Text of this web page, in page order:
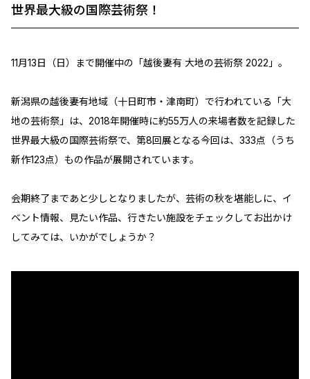
世界最大級の国際芸術祭！
11月13日（日）まで開催中の「越後妻有 大地の芸術祭 2022」。
新潟県の越後妻有地域（十日町市・津南町）で行われている「大
地の芸術祭」は、2018年開催時に約55万人の来場者数を記録した
世界最大級の国際芸術祭で、第8回展となる今回は、333点（うち
新作123点）もの作品が展開されています。
会期終了まであと少しとなりましたが、芸術の秋を堪能しに、イ
ベント情報、見たい作品、行きたい施設をチェックしてお出かけ
してみては、いかがでしょうか？